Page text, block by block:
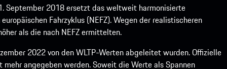
September 2018 ersetzt das weltweit harmonisierte
Fahrzyklus (NEFZ). Wegen der realistischeren
als die nach NEFZ ermittelten.
2022 von den WLTP-Werten abgeleitet wurden. Offizielle
angegeben werden. Soweit die Werte als Spannen